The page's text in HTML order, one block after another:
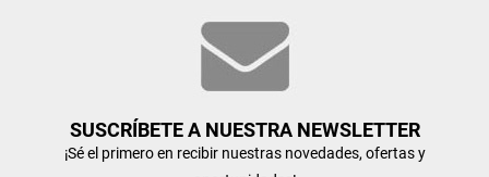
SUSCRÍBETE A NUESTRA NEWSLETTER
¡Sé el primero en recibir nuestras novedades, ofertas y